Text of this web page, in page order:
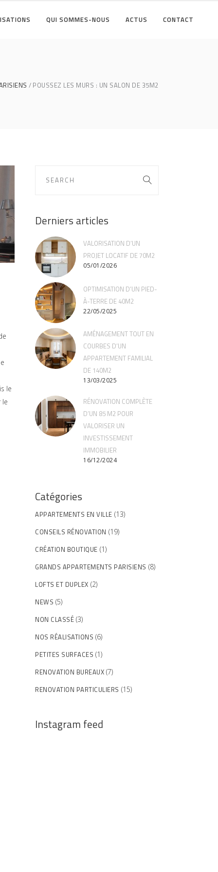
QUI SOMMES-NOUS ACTUS CONTACT
POUSSEZ LES MURS : UN SALON DE 35M2
le
le
Derniers articles
VALORISATION D’UN
PROJET LOCATIF DE 70M2
05/01/2026
OPTIMISATION D’UN PIED-
À-TERRE DE 40M2
22/05/2025
AMÉNAGEMENT TOUT EN
COURBES D’UN
APPARTEMENT FAMILIAL
DE 140M2
13/03/2025
RÉNOVATION COMPLÈTE
D’UN 85 M2 POUR
VALORISER UN
INVESTISSEMENT
IMMOBILIER
16/12/2024
Catégories
APPARTEMENTS EN VILLE (13)
CONSEILS RÉNOVATION (19)
CRÉATION BOUTIQUE (1)
GRANDS APPARTEMENTS PARISIENS (8)
LOFTS ET DUPLEX (2)
NEWS (5)
NON CLASSÉ (3)
NOS RÉALISATIONS (6)
PETITES SURFACES (1)
RENOVATION BUREAUX (7)
RENOVATION PARTICULIERS (15)
Instagram feed